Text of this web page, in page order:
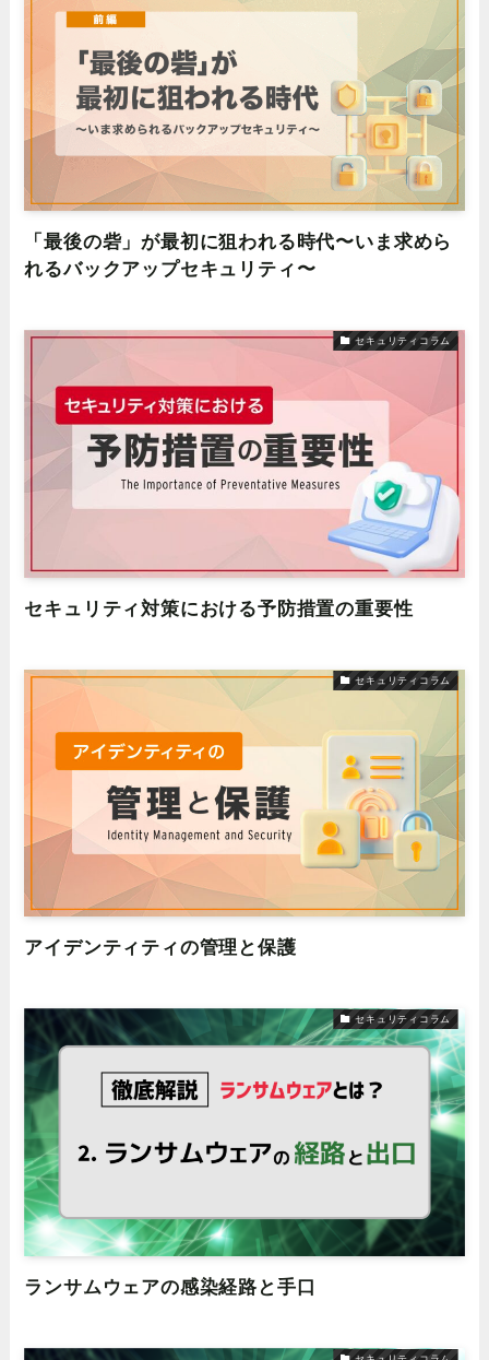
「最後の砦」が最初に狙われる時代〜いま求めら
れるバックアップセキュリティ〜
セキュリティコラム
セキュリティ対策における予防措置の重要性
セキュリティコラム
アイデンティティの管理と保護
セキュリティコラム
ランサムウェアの感染経路と⼿⼝